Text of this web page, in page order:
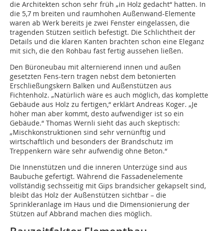
die Architekten schon sehr früh „in Holz gedacht“ hatten. In
die 5,7 m breiten und raumhohen Außenwand-Elemente
waren ab Werk bereits je zwei Fenster eingelassen, die
tragenden Stützen seitlich befestigt. Die Schlichtheit der
Details und die klaren Kanten brachten schon eine Eleganz
mit sich, die den Rohbau fast fertig aussehen ließen.
Den Büroneubau mit alternierend innen und außen
gesetzten Fens-tern tragen nebst dem betonierten
Erschließungskern Balken und Außenstützen aus
Fichtenholz. „Natürlich wäre es auch möglich, das komplette
Gebäude aus Holz zu fertigen,“ erklärt Andreas Koger. „Je
höher man aber kommt, desto aufwendiger ist so ein
Gebäude.“ Thomas Wernli sieht das auch skeptisch:
„Mischkonstruktionen sind sehr vernünftig und
wirtschaftlich und besonders der Brandschutz im
Treppenkern wäre sehr aufwendig ohne Beton.“
Die Innenstützen und die inneren Unterzüge sind aus
Baubuche gefertigt. Während die Fassadenelemente
vollständig sechsseitig mit Gips brandsicher gekapselt sind,
bleibt das Holz der Außenstützen sichtbar – die
Sprinkleranlage im Haus und die Dimen­sionierung der
Stützen auf Abbrand machen dies möglich.